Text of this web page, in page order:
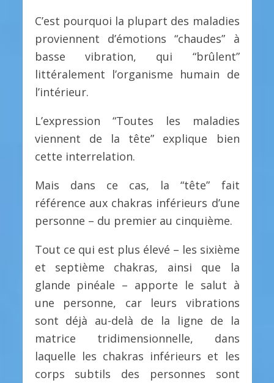
C’est pourquoi la plupart des maladies
proviennent d’émotions “chaudes” à
basse vibration, qui “brûlent”
littéralement l’organisme humain de
l’intérieur.
L’expression “Toutes les maladies
viennent de la tête” explique bien
cette interrelation.
Mais dans ce cas, la “tête” fait
référence aux chakras inférieurs d’une
personne – du premier au cinquième.
Tout ce qui est plus élevé – les sixième
et septième chakras, ainsi que la
glande pinéale – apporte le salut à
une personne, car leurs vibrations
sont déjà au-delà de la ligne de la
matrice tridimensionnelle, dans
laquelle les chakras inférieurs et les
corps subtils des personnes sont